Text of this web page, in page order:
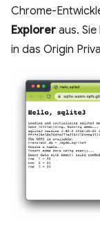
Chrome-
Explorer aus.
in das Origin